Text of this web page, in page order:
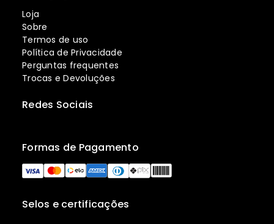
Loja
Sobre
Termos de uso
Política de Privacidade
Perguntas frequentes
Trocas e Devoluções
Selos e certificações
Formas de Pagamento
Redes Sociais